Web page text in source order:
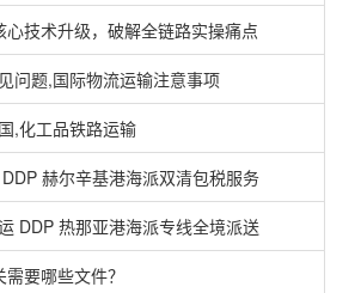
技术升级，破解全链路实操痛点
问题,国际物流运输注意事项
,化工品铁路运输
赫尔辛基港海派双清包税服务
DDP 热那亚港海派专线全境派送
要哪些文件？